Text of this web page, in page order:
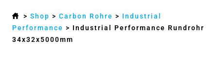
>Shop >Carbon Rohre > Industrial
Performance > Industrial Performance Rundrohr
34x32x5000mm